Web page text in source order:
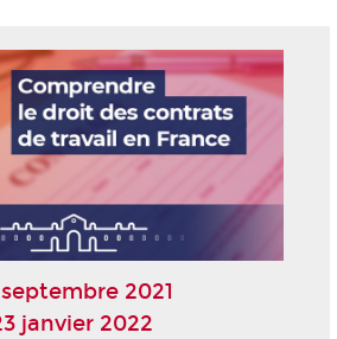
2021
janvier 2022